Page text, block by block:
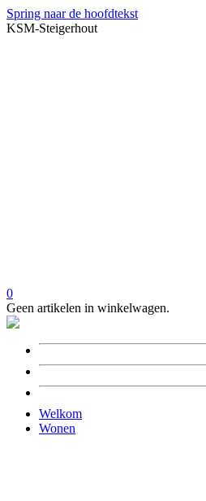
Spring naar de hoofdtekst
KSM-Steigerhout
0
Geen artikelen in winkelwagen.
Welkom
Wonen